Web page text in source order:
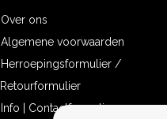
Over ons
Algemene voorwaarden
Herroepingsformulier /
Retourformulier
Info | Contactformulier